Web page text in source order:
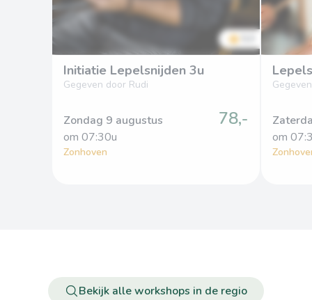
Initiatie Lepelsnijden 3u
Gegeven door Rudi
Zondag 9 augustus
om 07:30u
78,-
Zonhoven
om
Bekijk alle workshops in de regio